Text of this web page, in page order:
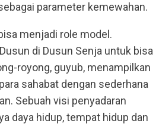
parameter kemewahan.
menjadi role model.
di Dusun Senja untuk bisa
royong, guyub, menampilkan
sahabat dengan sederhana
Sebuah visi penyadaran
daya hidup, tempat hidup dan